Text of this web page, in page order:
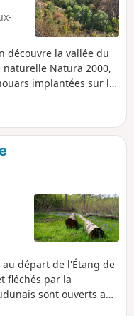
découvre la vallée du
naturelle Natura 2000,
implantées sur le
domine la vallée du
son éperon rocheux,
naturels : Saint-
de la superbe vallée
des remparts du
au départ de l'Étang de
fléchés par la
sont ouverts au